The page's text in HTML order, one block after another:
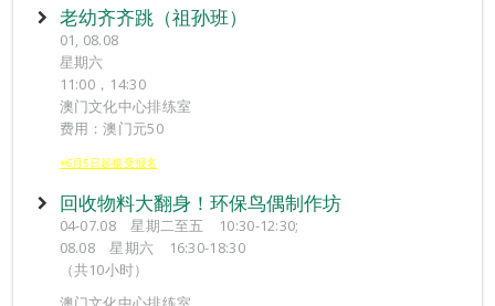
老幼齐齐跳（祖孙班）
01, 08.08
星期六
11:00，14:30
澳门文化中心排练室
费用：澳门元50
※6月5日起接受报名
回收物料大翻身！环保鸟偶制作坊
04-07.08 星期二至五 10:30-12:30;
08.08 星期六 16:30-18:30
（共10小时）